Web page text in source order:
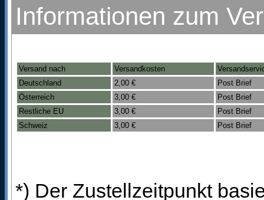
Informationen zum
Versand nach Versandkosten
Deutschland
2,00 €
Post Brief
Österreich
3,00 €
Post Brief
Restliche EU
3,00 €
Post Brief
Schweiz
3,00 € Post Brief
*) Der Zustellzeitpunkt